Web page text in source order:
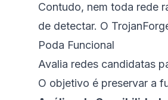
Contudo, nem toda rede
de detectar. O
Poda Funcional
Avalia redes candidatas
O objetivo é preservar a